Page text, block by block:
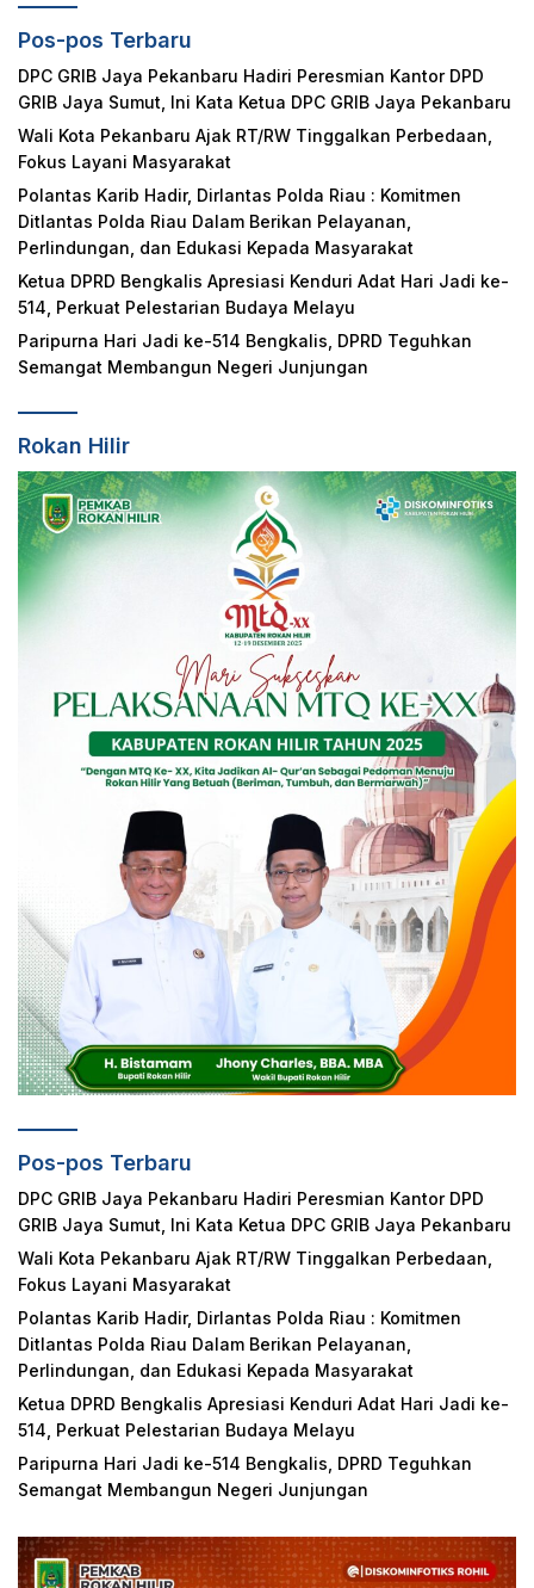
Pos-pos Terbaru
DPC GRIB Jaya Pekanbaru Hadiri Peresmian Kantor DPD
GRIB Jaya Sumut, Ini Kata Ketua DPC GRIB Jaya Pekanbaru
Wali Kota Pekanbaru Ajak RT/RW Tinggalkan Perbedaan,
Fokus Layani Masyarakat
Polantas Karib Hadir, Dirlantas Polda Riau : Komitmen
Ditlantas Polda Riau Dalam Berikan Pelayanan,
Perlindungan, dan Edukasi Kepada Masyarakat
Ketua DPRD Bengkalis Apresiasi Kenduri Adat Hari Jadi ke-
514, Perkuat Pelestarian Budaya Melayu
Paripurna Hari Jadi ke-514 Bengkalis, DPRD Teguhkan
Semangat Membangun Negeri Junjungan
Rokan Hilir
Pos-pos Terbaru
DPC GRIB Jaya Pekanbaru Hadiri Peresmian Kantor DPD
GRIB Jaya Sumut, Ini Kata Ketua DPC GRIB Jaya Pekanbaru
Wali Kota Pekanbaru Ajak RT/RW Tinggalkan Perbedaan,
Fokus Layani Masyarakat
Polantas Karib Hadir, Dirlantas Polda Riau : Komitmen
Ditlantas Polda Riau Dalam Berikan Pelayanan,
Perlindungan, dan Edukasi Kepada Masyarakat
Ketua DPRD Bengkalis Apresiasi Kenduri Adat Hari Jadi ke-
514, Perkuat Pelestarian Budaya Melayu
Paripurna Hari Jadi ke-514 Bengkalis, DPRD Teguhkan
Semangat Membangun Negeri Junjungan